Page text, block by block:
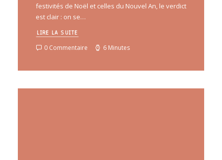
festivités de Noël et celles du Nouvel An, le verdict
est clair : on se…
LIRE LA SUITE
0 Commentaire 6 Minutes